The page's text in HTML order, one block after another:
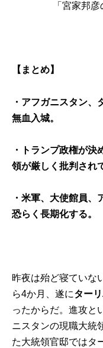
「宮家邦
【まとめ】
・アフガニスタン
無血入城。
・トランプ政権が
領が厳しく批判され
・米軍、大使館員
恐らく長期化する。
昨夜は殆ど寝ていな
ら4か月、遂にター
ったからだ。進攻と
ニスタンの現職大統
た大統領官邸ではタ